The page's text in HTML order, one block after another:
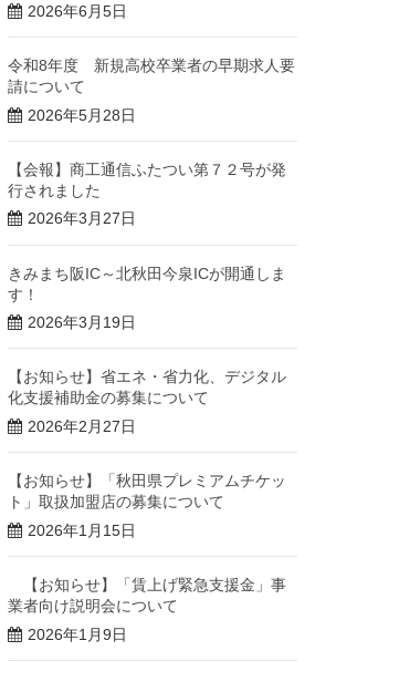
2026年6月5日
令和8年度 新規高校卒業者の早期求人要
請について
2026年5月28日
【会報】商工通信ふたつい第７２号が発
行されました
2026年3月27日
きみまち阪IC～北秋田今泉ICが開通しま
す！
2026年3月19日
【お知らせ】省エネ・省力化、デジタル
化支援補助金の募集について
2026年2月27日
【お知らせ】「秋田県プレミアムチケッ
ト」取扱加盟店の募集について
2026年1月15日
【お知らせ】「賃上げ緊急支援金」事
業者向け説明会について
2026年1月9日